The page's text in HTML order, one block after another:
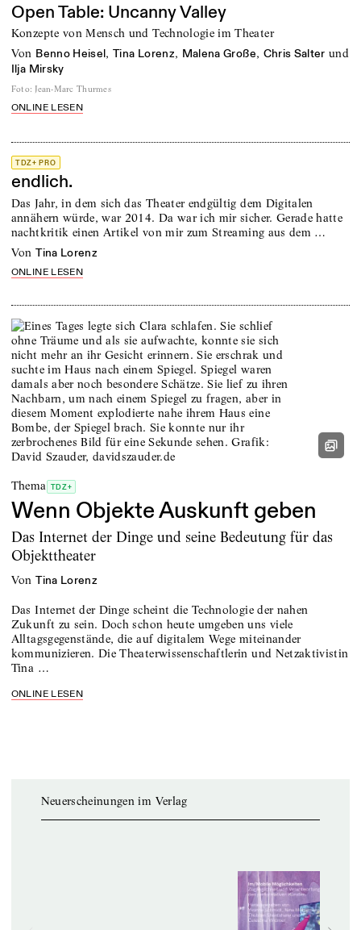
Open Table: Uncanny Valley
Konzepte von Mensch und Technologie im Theater
von Benno Heisel,Tina Lorenz, Malena Große, Chris Salter und
Ilja Mirsky
Foto: Jean-Marc Thurmes
ONLINE LESEN
TDZ+ PRO
endlich.
Das Jahr, in dem sich das Theater endgültig dem Digitalen
annähern würde, war 2014. Da war ich mir sicher. Gerade hatte
nachtkritik einen Artikel von mir zum Streaming aus dem …
von Tina Lorenz
ONLINE LESEN
Thema TDZ+
Wenn Objekte Auskunft geben
Das Internet der Dinge und seine Bedeutung für das
Objekttheater
von Tina Lorenz
Das Internet der Dinge scheint die Technologie der nahen
Zukunft zu sein. Doch schon heute umgeben uns viele
Alltagsgegenstände, die auf digitalem Wege miteinander
kommunizieren. Die Theaterwissenschaftlerin und Netzaktivistin
Tina …
ONLINE LESEN
Neuerscheinungen im Verlag